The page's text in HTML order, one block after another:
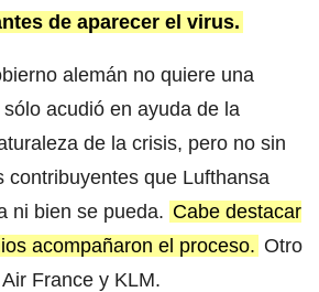
de aparecer el virus.
alemán no quiere una
acudió en ayuda de la
de la crisis, pero no sin
contribuyentes que Lufthansa
ni bien se pueda. Cabe destacar
acompañaron el proceso. Otro
France y KLM.